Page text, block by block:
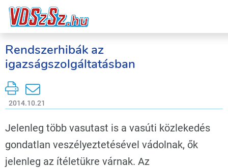
Rendszerhibák az
igazságszolgáltatásban
2014.10.21
Jelenleg több vasutast is a vasúti közlekedés
gondatlan veszélyeztetésével vádolnak, ők
jelenleg az ítéletükre várnak. Az